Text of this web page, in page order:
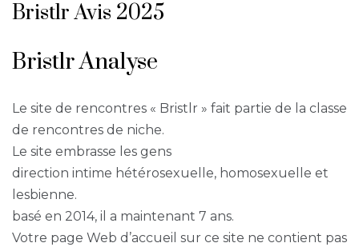
Bristlr Avis 2025
Bristlr Analyse
Le site de rencontres « Bristlr » fait partie de la classe
de rencontres de niche.
Le site embrasse les gens
direction intime hétérosexuelle, homosexuelle et
lesbienne.
basé en 2014, il a maintenant 7 ans.
Votre page Web d’accueil sur ce site ne contient pas